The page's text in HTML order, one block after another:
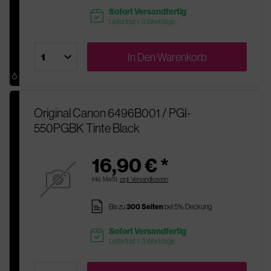
readytoship Sofort Versandfertig
Lieferfrist 1-3 Werktage
In DenWarenkorb
Original Canon 6496B001 / PGI-
550PGBK Tinte Black
16,90 € *
inkl. MwSt. zzgl. Versandkosten
pages Bis zu300 Seitenbei 5% Deckung
readytoship Sofort Versandfertig
Lieferfrist 1-3 Werktage